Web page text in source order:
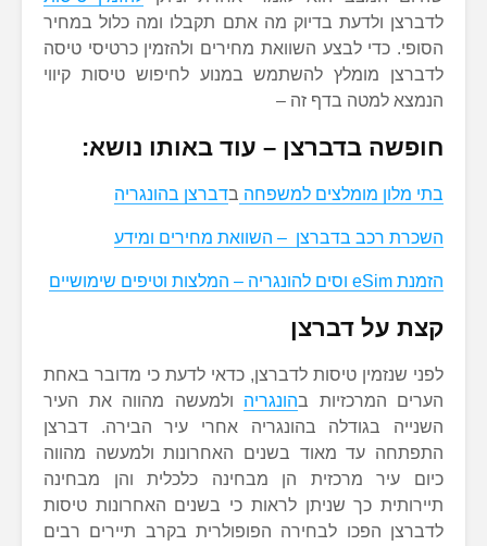
לדברצן ולדעת בדיוק מה אתם תקבלו ומה כלול במחיר
הסופי. כדי לבצע השוואת מחירים ולהזמין כרטיסי טיסה
לדברצן מומלץ להשתמש במנוע לחיפוש טיסות קיווי
הנמצא למטה בדף זה –
חופשה בדברצן – עוד באותו נושא:
בתי מלון מומלצים למשפחה בדברצן בהונגריה
השכרת רכב בדברצן – השוואת מחירים ומידע
הזמנת eSim וסים להונגריה – המלצות וטיפים שימושיים
קצת על דברצן
לפני שנזמין טיסות לדברצן, כדאי לדעת כי מדובר באחת
הערים המרכזיות בהונגריה ולמעשה מהווה את העיר
השנייה בגודלה בהונגריה אחרי עיר הבירה. דברצן
התפתחה עד מאוד בשנים האחרונות ולמעשה מהווה
כיום עיר מרכזית הן מבחינה כלכלית והן מבחינה
תיירותית כך שניתן לראות כי בשנים האחרונות טיסות
לדברצן הפכו לבחירה הפופולרית בקרב תיירים רבים